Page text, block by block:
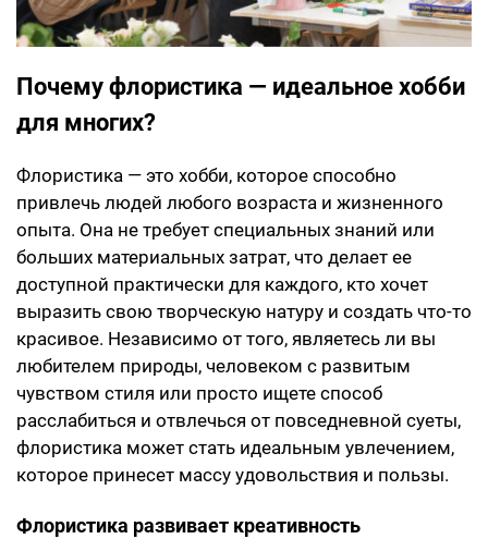
Почему флористика — идеальное хобби
для многих?
Флористика — это хобби, которое способно
привлечь людей любого возраста и жизненного
опыта. Она не требует специальных знаний или
больших материальных затрат, что делает ее
доступной практически для каждого, кто хочет
выразить свою творческую натуру и создать что-то
красивое. Независимо от того, являетесь ли вы
любителем природы, человеком с развитым
чувством стиля или просто ищете способ
расслабиться и отвлечься от повседневной суеты,
флористика может стать идеальным увлечением,
которое принесет массу удовольствия и пользы.
Флористика развивает креативность